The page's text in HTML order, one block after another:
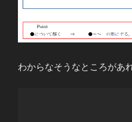
わからなそうなところがあ